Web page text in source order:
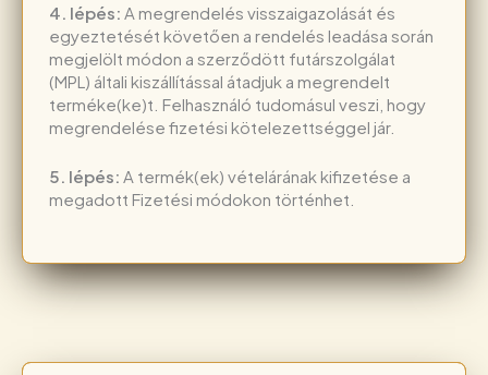
4. lépés: A megrendelés visszaigazolását és
egyeztetését követően a rendelés leadása során
megjelölt módon a szerződött futárszolgálat
(MPL) általi kiszállítással átadjuk a megrendelt
terméke(ke)t. Felhasználó tudomásul veszi, hogy
megrendelése fizetési kötelezettséggel jár.
5. lépés: A termék(ek) vételárának kifizetése a
megadott Fizetési módokon történhet.